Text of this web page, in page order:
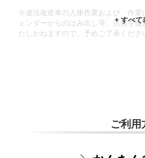
※違法改造車の入庫作業および、作業
ェンダーからのはみ出し等、法規を
たしかねますので、予めご了承くださ
ご利用